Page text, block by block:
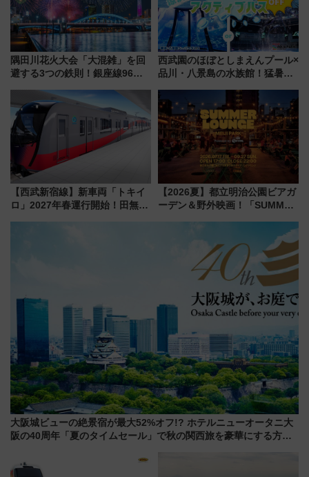
隅田川花火大会「大混雑」を回
避する3つの鉄則！銀座線96本
ツリー駅の規制まとめ 7/25開催
（2026年）
西武園のほぼとしまえんプール×
品川・八景島の水族館！猛暑を
夏休みをお得に楽しむ！
【西武新宿線】新車両「トキイ
ロ」2027年春運行開始！田無・
【2026夏】都立明治公園ビアガ
ーデン＆野外映画！「SUMMER
ケジュール 夜風とビール、映画
大阪城ビューの絶景宿が最大52%オフ!? ホテルニューオータニ大
阪の40周年「夏のタイムセール」で秋の関西旅を豪華にする方法